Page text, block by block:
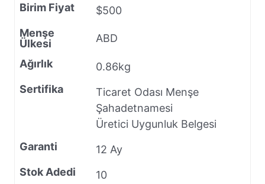
Birim Fiyat
$500
Menşe
Ülkesi
ABD
Ağırlık
0.86kg
Sertifika
Ticaret Odası Menşe
Şahadetnamesi
Üretici Uygunluk Belgesi
Garanti
12 Ay
Stok Adedi
10